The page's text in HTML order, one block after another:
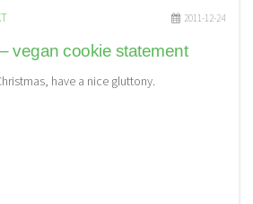
2011-12-24
vegan cookie statement
have a nice gluttony.